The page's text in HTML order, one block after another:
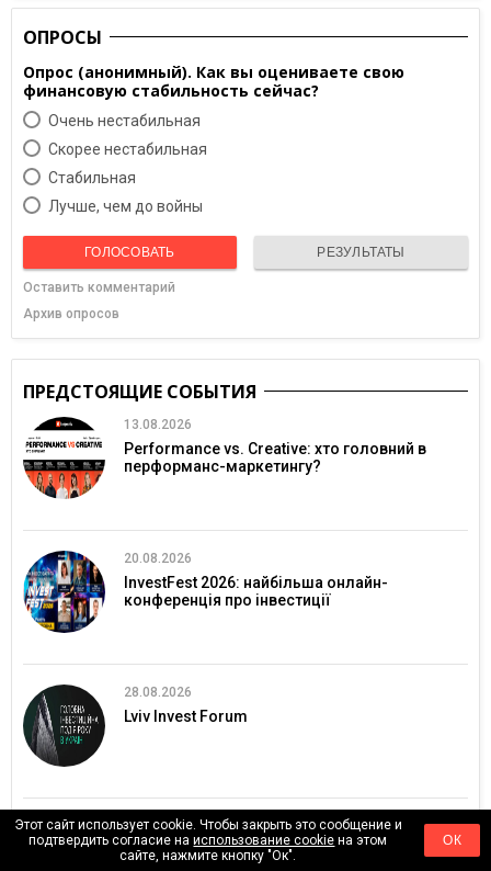
ОПРОСЫ
Опрос (анонимный). Как вы оцениваете свою
финансовую стабильность сейчас?
Очень нестабильная
Скорее нестабильная
Cтабильная
Лучше, чем до войны
ГОЛОСОВАТЬ РЕЗУЛЬТАТЫ
Оставить комментарий
Архив опросов
ПРЕДСТОЯЩИЕ СОБЫТИЯ
13.08.2026
Performance vs. Creative: хто головний в
перформанс-маркетингу?
20.08.2026
InvestFest 2026: найбільша онлайн-
конференція про інвестиції
28.08.2026
Lviv Invest Forum
03.09.2026
Meet Magento Ukraine 2026 збере eCommerce-
спільноту в Києві
Этот сайт использует cookie. Чтобы закрыть это сообщение и
подтвердить согласие наиспользование cookie на этом
сайте, нажмите кнопку "Ок".
ОК